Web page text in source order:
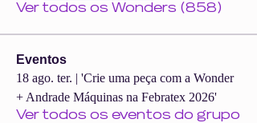
Ver todos os Wonders (858)
Eventos
18 ago. ter. | 'Crie uma peça com a Wonder
+ Andrade Máquinas na Febratex 2026'
Ver todos os eventos do grupo